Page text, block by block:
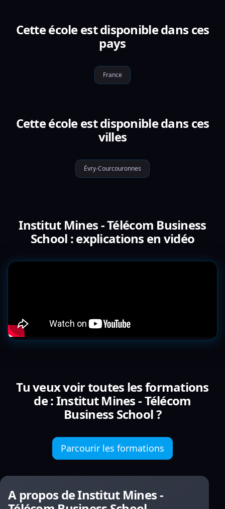
Cette école est disponible dans ces
pays
France
Cette école est disponible dans ces
villes
Évry-Courcouronnes
Institut Mines - Télécom Business
School : explications en vidéo
Tu veux voir toutes les formations
de : Institut Mines - Télécom
Business School ?
Parcourir les formations
A propos de Institut Mines -